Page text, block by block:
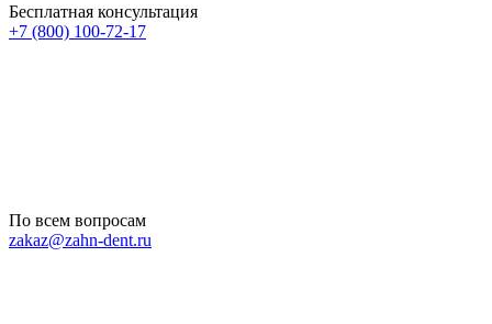
Бесплатная консультация
+7 (800) 100-72-17
По всем вопросам
zakaz@zahn-dent.ru